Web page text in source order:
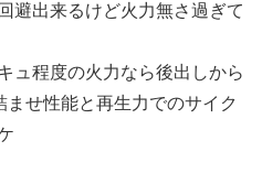
避出来るけど火力無さ過ぎて
ュ程度の火力なら後出しから
せ性能と再生力でのサイク